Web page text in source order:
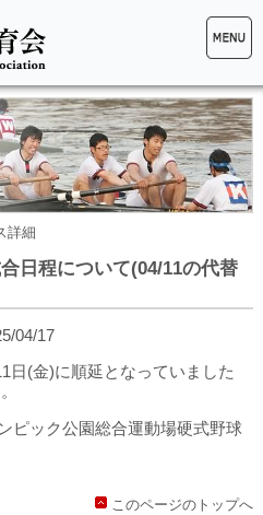
詳細
日程について(04/11の代替
04/17
(金)に順延となっていました
ック公園総合運動場硬式野球
このページのトップへ